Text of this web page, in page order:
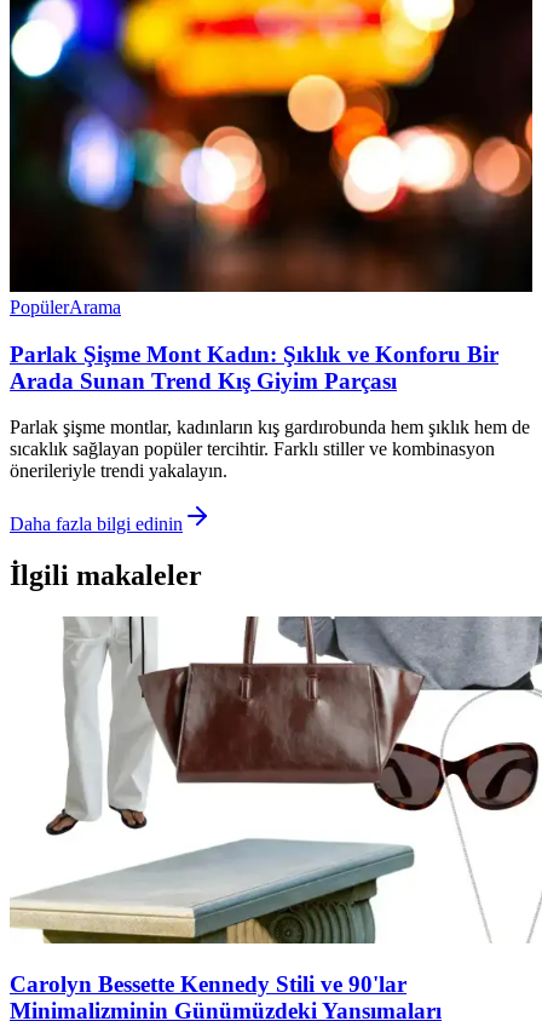
PopülerArama
Parlak Şişme Mont Kadın: Şıklık ve Konforu Bir
Arada Sunan Trend Kış Giyim Parçası
Parlak şişme montlar, kadınların kış gardırobunda hem şıklık hem de
sıcaklık sağlayan popüler tercihtir. Farklı stiller ve kombinasyon
önerileriyle trendi yakalayın.
Daha fazla bilgi edinin
İlgili makaleler
Carolyn Bessette Kennedy Stili ve 90'lar
Minimalizminin Günümüzdeki Yansımaları